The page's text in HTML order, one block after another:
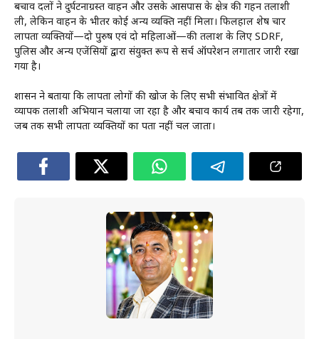
बचाव दलों ने दुर्घटनाग्रस्त वाहन और उसके आसपास के क्षेत्र की गहन तलाशी
ली, लेकिन वाहन के भीतर कोई अन्य व्यक्ति नहीं मिला। फिलहाल शेष चार
लापता व्यक्तियों—दो पुरुष एवं दो महिलाओं—की तलाश के लिए SDRF,
पुलिस और अन्य एजेंसियों द्वारा संयुक्त रूप से सर्च ऑपरेशन लगातार जारी रखा
गया है।
प्रशासन ने बताया कि लापता लोगों की खोज के लिए सभी संभावित क्षेत्रों में
व्यापक तलाशी अभियान चलाया जा रहा है और बचाव कार्य तब तक जारी रहेगा,
जब तक सभी लापता व्यक्तियों का पता नहीं चल जाता।